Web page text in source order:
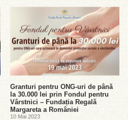
Granturi pentru ONG-uri de până
la 30.000 lei prin Fondul pentru
Vârstnici – Fundația Regală
Margareta a României
10 Mai 2023